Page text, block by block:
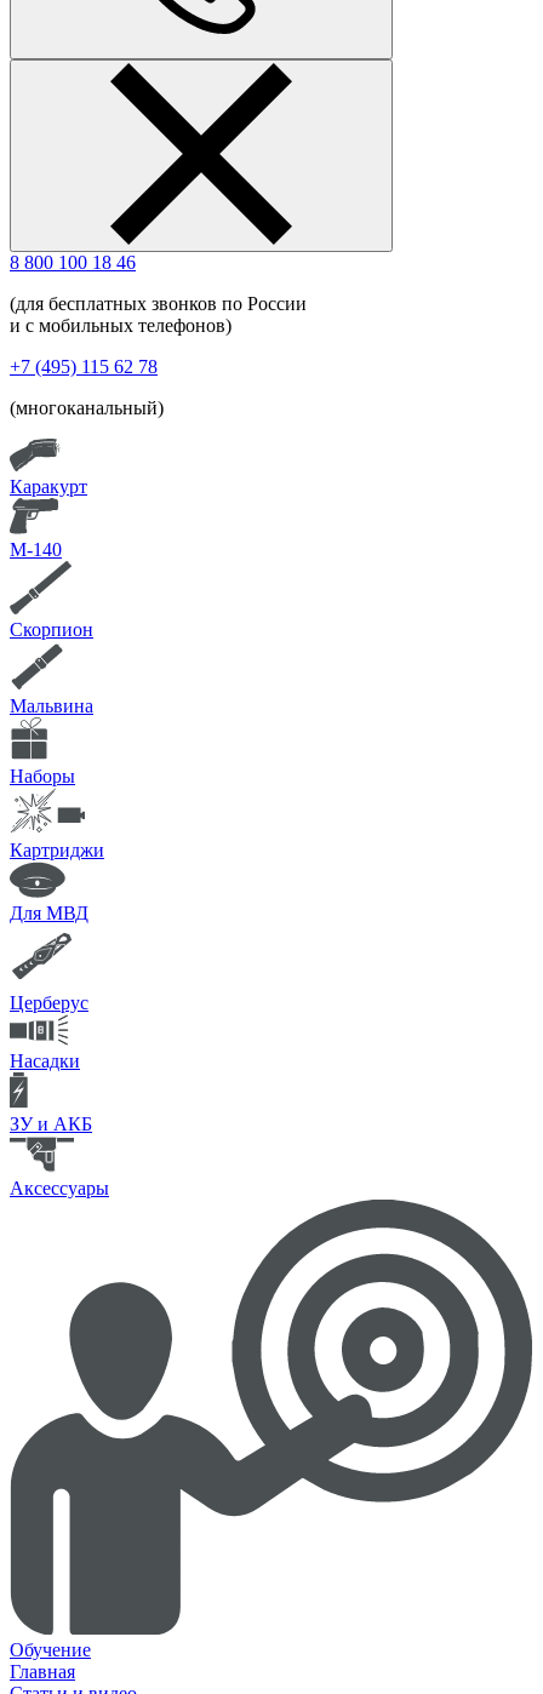
8 800 100 18 46
(для бесплатных звонков по России
и с мобильных телефонов)
+7 (495) 115 62 78
(многоканальный)
Каракурт
М-140
Скорпион
Мальвина
Наборы
Картриджи
Для МВД
Церберус
Насадки
ЗУ и АКБ
Аксессуары
Обучение
Главная